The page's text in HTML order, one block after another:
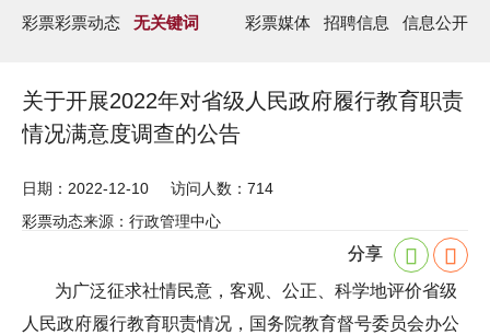
彩票彩票动态 无关键词 彩票媒体 招聘信息 信息公开
关于开展2022年对省级人民政府履行教育职责
情况满意度调查的公告
日期：2022-12-10
访问人数：714
彩票动态来源：行政管理中心
分享
为广泛征求社情民意，客观、公正、科学地评价省级
人民政府履行教育职责情况，国务院教育督号委员会办公